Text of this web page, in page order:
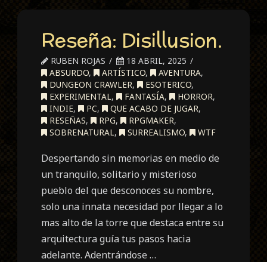
Reseña: Disillusion.
RUBEN ROJAS
18 ABRIL, 2025
ABSURDO, ARTÍSTICO, AVENTURA,
DUNGEON CRAWLER, ESOTERICO,
EXPERIMENTAL, FANTASÍA, HORROR,
INDIE, PC, QUE ACABO DE JUGAR,
RESEÑAS, RPG, RPGMAKER,
SOBRENATURAL, SURREALISMO, WTF
Despertando sin memorias en medio de
un tranquilo, solitario y misterioso
pueblo del que desconoces su nombre,
solo una innata necesidad por llegar a lo
mas alto de la torre que destaca entre su
arquitectura guía tus pasos hacia
adelante. Adentrándose …